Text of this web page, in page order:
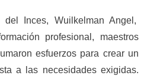
Inces, Wuilkelman Angel,
profesional, maestros
esfuerzos para crear un
a las necesidades exigidas.